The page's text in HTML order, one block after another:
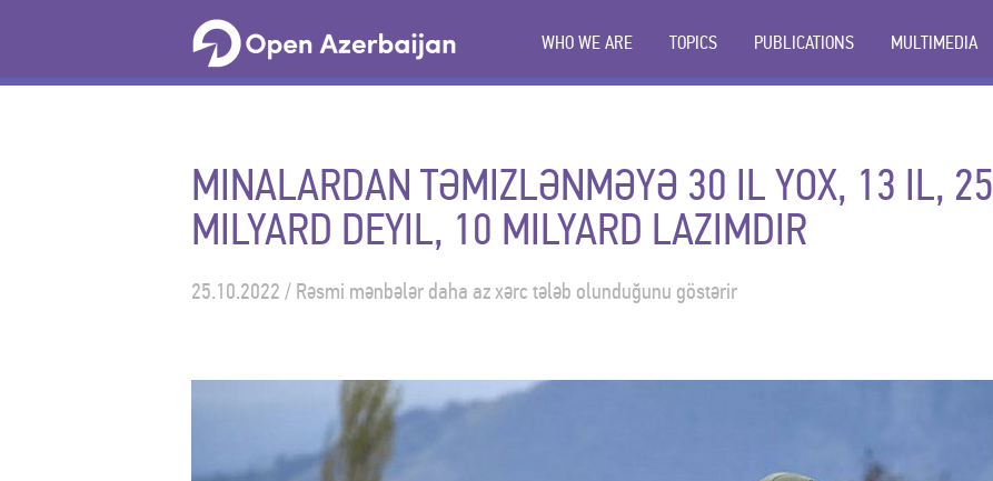
WHO WE ARE TOPICS PUBLICATIONS MULTIMEDIA
MINALARDAN TƏMIZLƏNMƏYƏ 30 IL YOX, 13 IL, 25
MILYARD DEYIL, 10 MILYARD LAZIMDIR
25.10.2022 / Rəsmi mənbələr daha az xərc tələb olunduğunu göstərir